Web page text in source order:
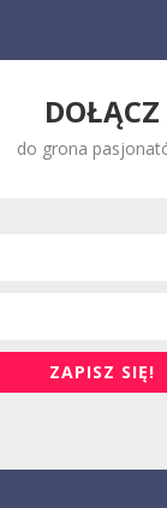
DOŁĄCZ
do grona
ZAPISZ SIĘ!